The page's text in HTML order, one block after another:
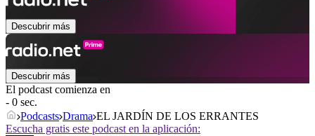
Descubrir más
Descubrir más
El podcast comienza en
- 0 sec.
Podcasts Drama EL JARDÍN DE LOS ERRANTES
Escucha gratis este podcast en la aplicación: